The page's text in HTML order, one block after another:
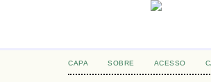
CAPA SOBRE ACESSO